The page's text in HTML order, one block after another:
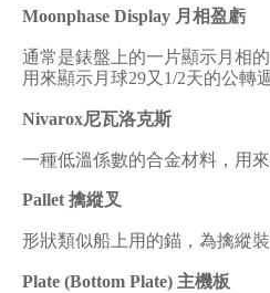
Moonphase Display 月相盈虧
通常是錶盤上的一片顯示月相
用來顯示月球29又 1/2天的公轉
Nivarox尼瓦洛克斯
一種低溫係數的合金材料，用來
Pallet擒縱叉
形狀類似船上用的錨，為擒縱裝
Plate (Bottom Plate) 主機板